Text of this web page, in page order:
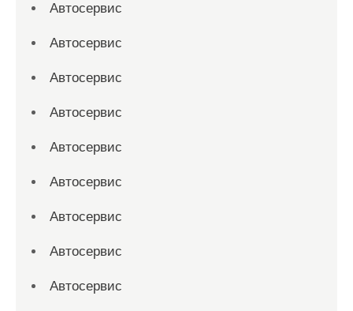
Автосервис
Автосервис
Автосервис
Автосервис
Автосервис
Автосервис
Автосервис
Автосервис
Автосервис